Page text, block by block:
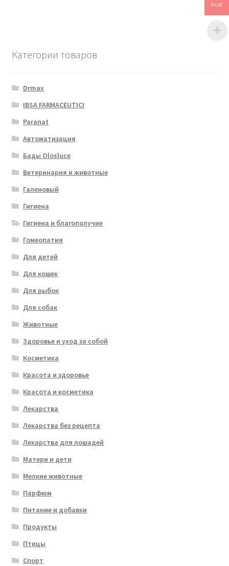
Категории товаров
Drmax
IBSA FARMACEUTICI
Paranat
Автоматизация
Бады Olosluce
Ветеринария и животные
Галеновый
Гигиена
Гигиена и благополучие
Гомеопатия
Для детей
Для кошек
Для рыбок
Для собак
Животные
Здоровье и уход за собой
Косметика
Красота и здоровье
Красота и косметика
Лекарства
Лекарства без рецепта
Лекарства для лошадей
Матери и дети
Мелкие животные
Парфюм
Питание и добавки
Продукты
Птицы
Спорт
RUB